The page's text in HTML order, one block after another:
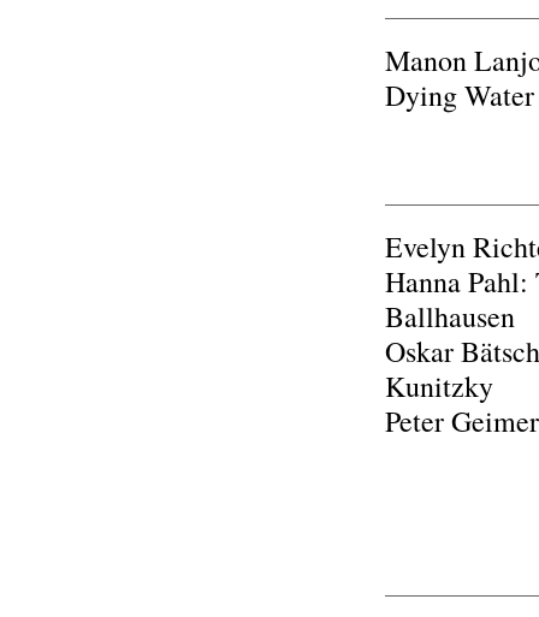
Manon
Dying Water
Evelyn
Hanna Pahl:
Ballhausen
Oskar
Kunitzky
Peter